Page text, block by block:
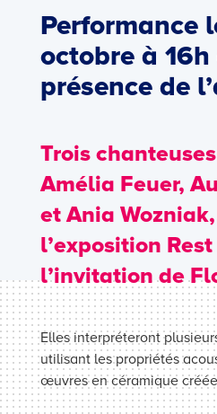
Performance
octobre à 16h
présence de
Trois
Amélia Feuer,
et Ania
l’exposition
l’invitation de
Elles interpréteront
utilisant les propriétés
œuvres en céramique